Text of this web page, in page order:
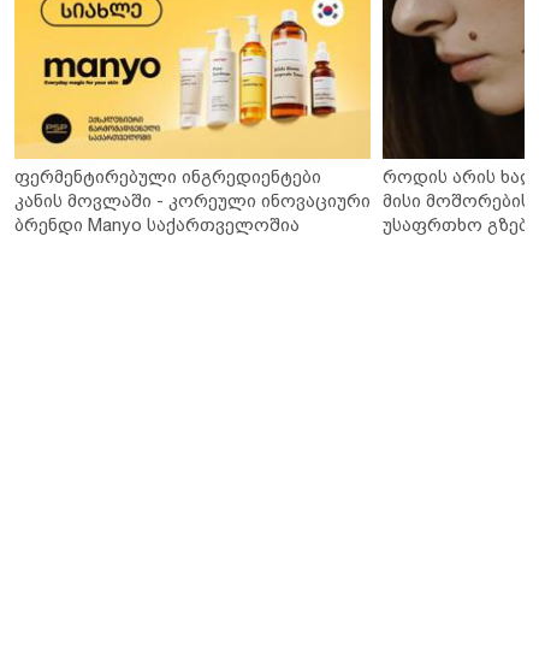
ფერმენტირებული ინგრედიენტები
კანის მოვლაში - კორეული ინოვაციური
ბრენდი Manyo საქართველოშია
როდის არის
მისი მოშორების
უსაფრთხო გზები